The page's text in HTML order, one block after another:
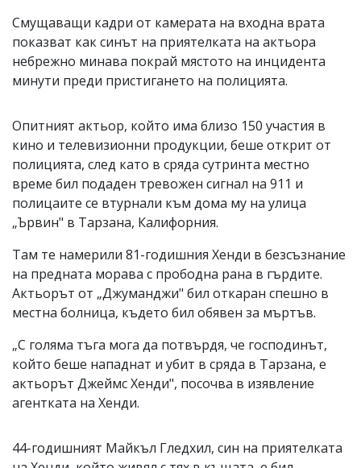
ни!
Смущаващи кадри от камерата на входна врата
показват как синът на приятелката на актьора
небрежно минава покрай мястото на инцидента
минути преди пристигането на полицията.
Опитният актьор, който има близо 150 участия в
кино и телевизионни продукции, беше открит от
полицията, след като в сряда сутринта местно
време бил подаден тревожен сигнал на 911 и
полицаите се втурнали към дома му на улица
„Ървин" в Тарзана, Калифорния.
Там те намерили 81-годишния Хенди в безсъзнание
на предната морава с прободна рана в гърдите.
Актьорът от „Джуманджи" бил откаран спешно в
местна болница, където бил обявен за мъртъв.
„С голяма тъга мога да потвърдя, че господинът,
който беше нападнат и убит в сряда в Тарзана, е
актьорът Джеймс Хенди", посочва в изявление
агентката на Хенди.
44-годишният Майкъл Гледхил, син на приятелката